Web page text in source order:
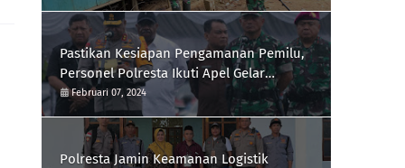
Pastikan Kesiapan Pengamanan Pemilu,
Personel Polresta Ikuti Apel Gelar
Pasukan Hari Ini
Februari 07, 2024
Polresta Jamin Keamanan Logistik